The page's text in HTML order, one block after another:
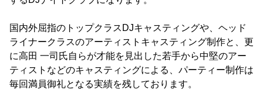
国内外屈指のトップクラスDJキャスティングや、ヘッド
ライナークラスのアーティストキャスティング制作と、更
に高田 一司氏自らが才能を見出した若手から中堅のアー
ティストなどのキャスティングによる、パーティー制作は
毎回満員御礼となる実績を残しております。